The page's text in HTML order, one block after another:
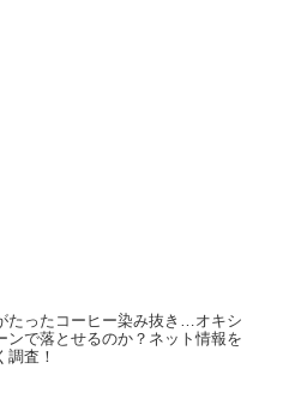
たったコーヒー染み抜き…オキシ
ンで落とせるのか？ネット情報を
調査！